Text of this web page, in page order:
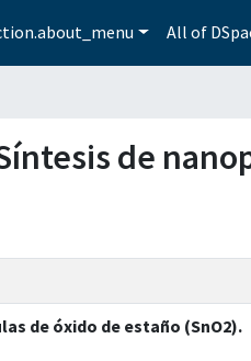
All of
de
de óxido de estaño (SnO2).